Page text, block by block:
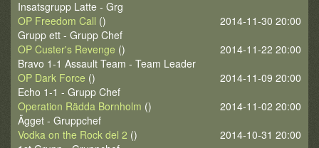
Insatsgrupp Latte - Grg
2014-11-30 20:00
OP Freedom Call ()
Grupp ett - Grupp Chef
2014-11-22 20:00
OP Custer's Revenge ()
Bravo 1-1 Assault Team - Team Leader
2014-11-09 20:00
OP Dark Force ()
Echo 1-1 - Grupp Chef
2014-11-02 20:00
Operation Rädda Bornholm ()
Ägget - Gruppchef
2014-10-31 20:00
Vodka on the Rock del 2 ()